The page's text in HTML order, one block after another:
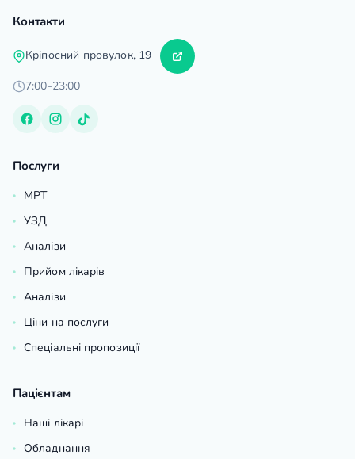
Контакти
Кріпосний провулок, 19
7:00-23:00
Послуги
МРТ
УЗД
Аналізи
Прийом лікарів
Аналізи
Ціни на послуги
Спеціальні пропозиції
Пацієнтам
Наші лікарі
Обладнання